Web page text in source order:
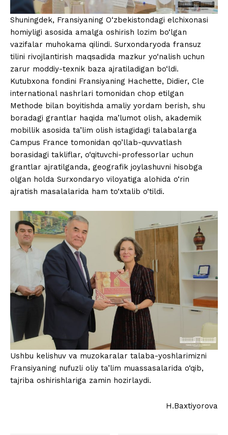
Shuningdek, Fransiyaning O‘zbekistondagi elchixonasi
homiyligi asosida amalga oshirish lozim bo‘lgan
vazifalar muhokama qilindi. Surxondaryoda fransuz
tilini rivojlantirish maqsadida mazkur yo‘nalish uchun
zarur moddiy-texnik baza ajratiladigan bo‘ldi.
Kutubxona fondini Fransiyaning Hachette, Didier, Cle
international nashrlari tomonidan chop etilgan
Methode bilan boyitishda amaliy yordam berish, shu
boradagi grantlar haqida ma’lumot olish, akademik
mobillik asosida ta’lim olish istagidagi talabalarga
Campus France tomonidan qo’llab-quvvatlash
borasidagi takliflar, o‘qituvchi-professorlar uchun
grantlar ajratilganda, geografik joylashuvni hisobga
olgan holda Surxondaryo viloyatiga alohida o‘rin
ajratish masalalarida ham to‘xtalib o‘tildi.
Ushbu kelishuv va muzokaralar talaba-yoshlarimizni
Fransiyaning nufuzli oliy ta’lim muassasalarida o‘qib,
tajriba oshirishlariga zamin hozirlaydi.
H.Baxtiyorova